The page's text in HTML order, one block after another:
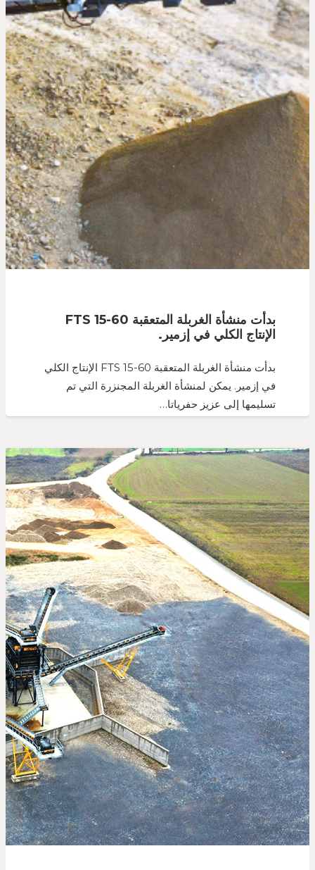
بدأت منشأة الغربلة المتعقبة FTS 15-60
الإنتاج الكلي في إزمير.
بدأت منشأة الغربلة المتعقبة FTS 15-60 الإنتاج الكلي
في إزمير. يمكن لمنشأة الغربلة المجنزرة التي تم
تسليمها إلى عزيز حفرياتا…